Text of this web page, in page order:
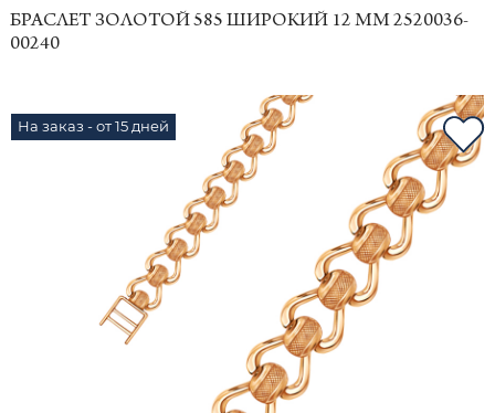
БРАСЛЕТ ЗОЛОТОЙ 585 ШИРОКИЙ 12 ММ 2520036-
00240
На заказ - от 15 дней